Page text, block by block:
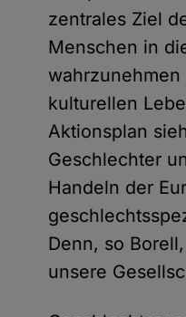
zentrales Ziel
Menschen in
kulturellen
Aktionsplan
Geschlechter
Handeln der
Denn, so
unsere